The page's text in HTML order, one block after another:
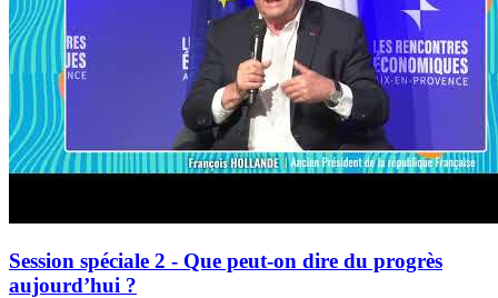
Session spéciale 2 - Que peut-on dire du progrès
aujourd’hui ?